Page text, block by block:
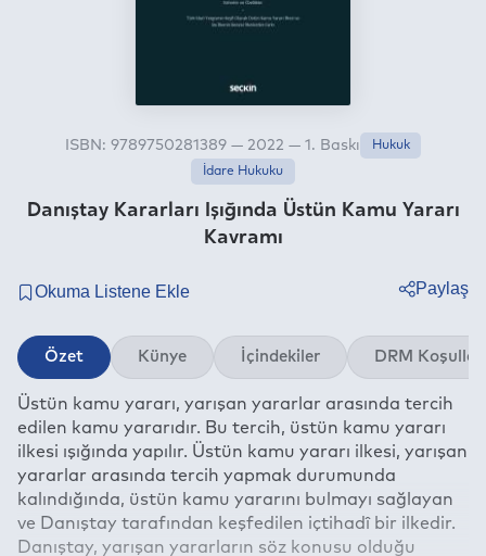
Danıştay Kararları Işığında Üstün Kamu Yararı
Kavramı
ISBN: 9789750281389 — 2022 — 1. Baskı
Hukuk
İdare Hukuku
Paylaş
Twitter
Linkedin
Whatsapp
Telegram
E-mail
Özet Künye İçindekiler DRM Koşulları
Üstün kamu yararı, yarışan yararlar arasında tercih
edilen kamu yararıdır. Bu tercih, üstün kamu yararı
ilkesi ışığında yapılır. Üstün kamu yararı ilkesi, yarışan
yararlar arasında tercih yapmak durumunda
kalındığında, üstün kamu yararını bulmayı sağlayan
ve Danıştay tarafından keşfedilen içtihadî bir ilkedir.
Danıştay, yarışan yararların söz konusu olduğu